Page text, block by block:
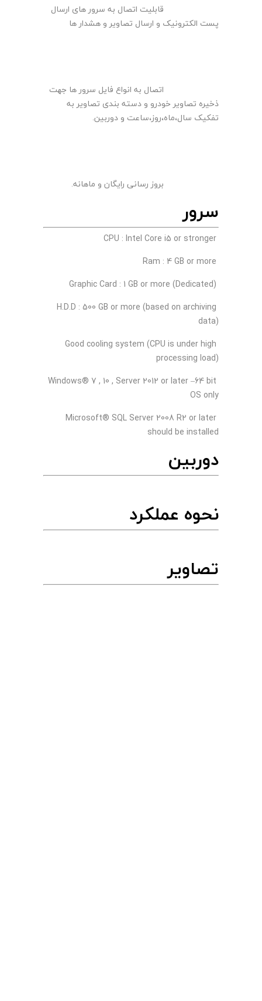
قابلیت اتصال به سرور های ارسال
پست الکترونیک و ارسال تصاویر و هشدار ها
اتصال به انواع فایل سرور ها جهت
ذخیره تصاویر خودرو و دسته بندی تصاویر به
تفکیک سال،ماه،روز،ساعت و دوربین.
بروز رسانی رایگان و ماهانه.
سرور
H.D.D : 500 GB or more (based on archiving
data)
Good cooling system (CPU is under high
processing load)
Windows® 7 , 10 , Server 2012 or later –64 bit
OS only
Microsoft® SQL Server 2008 R2 or later
should be installed
دوربین
نحوه عملکرد
تصاویر